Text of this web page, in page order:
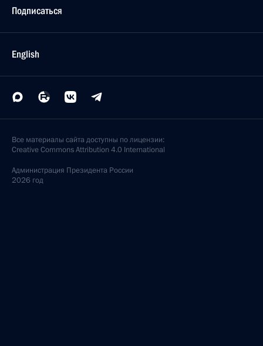
Подписаться
English
Все материалы сайта доступны по лицензии:
Creative Commons Attribution 4.0 International
Администрация Президента России
2026 год